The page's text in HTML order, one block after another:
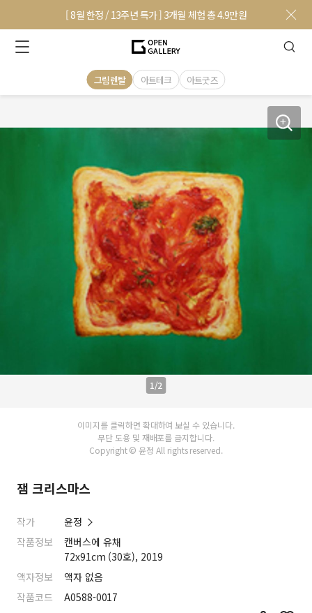
[ 8월 한정 / 13주년 특가 ] 3개월 체험 총 4.9만원
그림렌탈 아트테크 아트굿즈
1/2
이미지를 클릭하면 확대하여 보실 수 있습니다.
무단 도용 및 재배포를 금지합니다.
Copyright © 윤정 All rights reserved.
잼 크리스마스
작가
윤정
작품정보
캔버스에 유채
72x91cm (30호), 2019
액자정보
액자 없음
작품코드
A0588-0017